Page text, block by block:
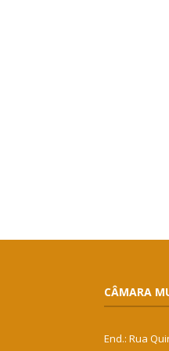
CÂMARA
End.: Rua